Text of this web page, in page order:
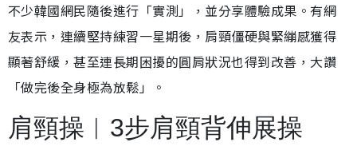
不少韓國網民隨後進行「實測」，並分享體驗成果。有網
友表示，連續堅持練習一星期後，肩頸僵硬與緊繃感獲得
顯著舒緩，甚至連長期困擾的圓肩狀況也得到改善，大讚
「做完後全身極為放鬆」。
肩頸操︱3步肩頸背伸展操